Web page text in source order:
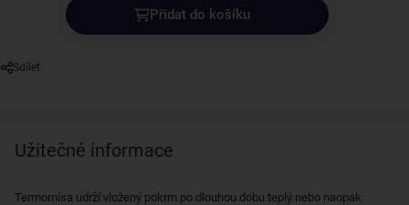
Přidat do košíku
Sdílet
Užitečné informace
Termomísa udrží vložený pokrm po dlouhou dobu teplý nebo naopak